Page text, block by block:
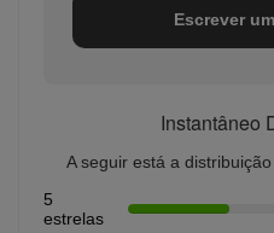
Escrever
Instantâneo
A seguir está a
5
estrelas